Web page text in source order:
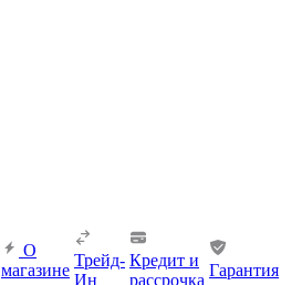
О
магазине
Трейд-
Ин
Кредит и
рассрочка
Гарантия